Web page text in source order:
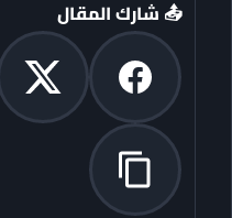
📤 شارك المقال